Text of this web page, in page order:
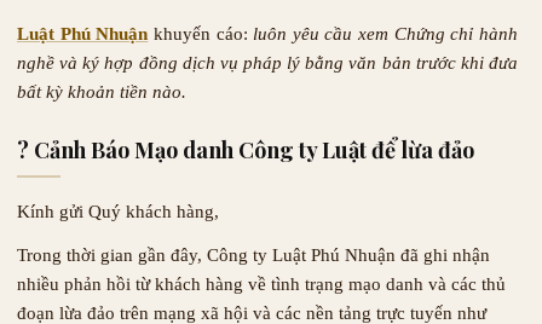
Luật Phú Nhuận khuyến cáo: luôn yêu cầu xem Chứng chỉ hành
nghề và ký hợp đồng dịch vụ pháp lý bằng văn bản trước khi đưa
bất kỳ khoản tiền nào.
? Cảnh Báo Mạo danh Công ty Luật để lừa đảo
Kính gửi Quý khách hàng,
Trong thời gian gần đây, Công ty Luật Phú Nhuận đã ghi nhận
nhiều phản hồi từ khách hàng về tình trạng mạo danh và các thủ
đoạn lừa đảo trên mạng xã hội và các nền tảng trực tuyến như